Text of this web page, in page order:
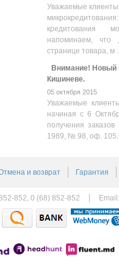
Уважаемые
кредитования
напоминаем, что
странице товара, м
Внимание! Новый
Кишиневе.
05 октября 2015
Уважаемые
начиная с 6
получения
1989, № 98, оф.
и возврат Гарантия
852, 0 (68) 852-852 Email: